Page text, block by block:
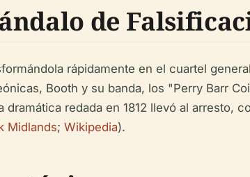
de
rápidamente en el cuartel
Booth y su banda, los "Perry Barr
redada en 1812 llevó al arresto,
Midlands; Wikipedia).